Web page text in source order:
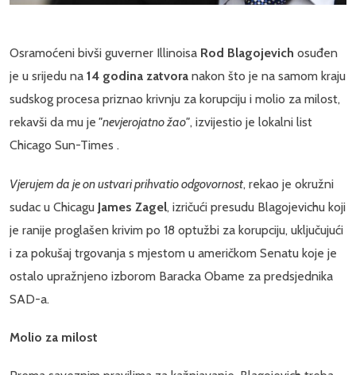
Osramoćeni bivši guverner Illinoisa Rod Blagojevich osuđen
je u srijedu na 14 godina zatvora nakon što je na samom kraju
sudskog procesa priznao krivnju za korupciju i molio za milost,
rekavši da mu je "nevjerojatno žao", izvijestio je lokalni list
Chicago Sun-Times .
Vjerujem da je on ustvari prihvatio odgovornost, rekao je okružni
sudac u Chicagu James Zagel, izričući presudu Blagojevichu koji
je ranije proglašen krivim po 18 optužbi za korupciju, uključujući
i za pokušaj trgovanja s mjestom u američkom Senatu koje je
ostalo upražnjeno izborom Baracka Obame za predsjednika
SAD-a.
Molio za milost